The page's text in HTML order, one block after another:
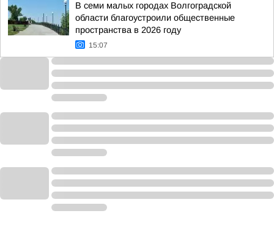
В семи малых городах Волгоградской
области благоустроили общественные
пространства в 2026 году
15:07